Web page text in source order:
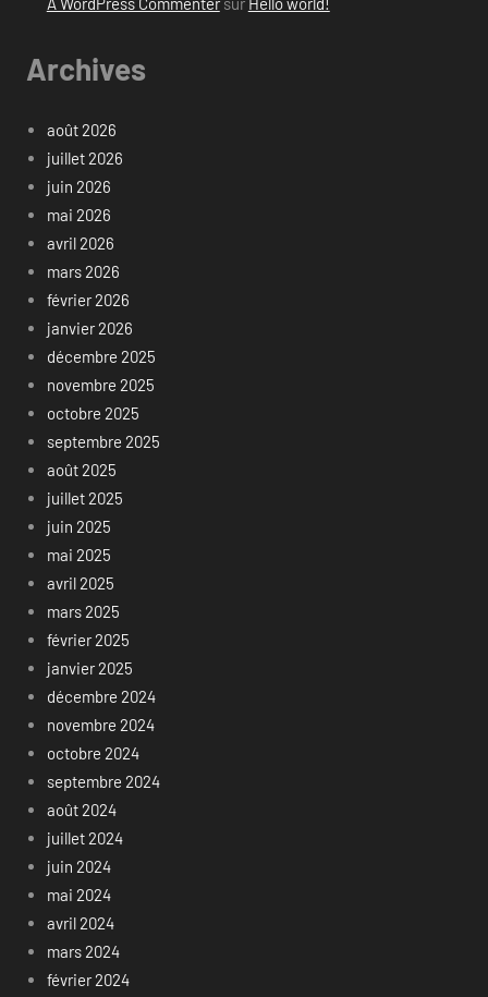
Archives
août 2026
juillet 2026
juin 2026
mai 2026
avril 2026
mars 2026
février 2026
janvier 2026
décembre 2025
novembre 2025
octobre 2025
septembre 2025
août 2025
juillet 2025
juin 2025
mai 2025
avril 2025
mars 2025
février 2025
janvier 2025
décembre 2024
novembre 2024
octobre 2024
septembre 2024
août 2024
juillet 2024
juin 2024
mai 2024
avril 2024
mars 2024
février 2024